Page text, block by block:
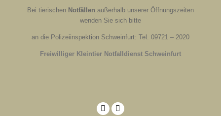
Bei tierischen Notfällen außerhalb unserer Öffnungszeiten
wenden Sie sich bitte
an die Polizeiinspektion Schweinfurt: Tel. 09721 – 2020
Freiwilliger Kleintier Notfalldienst Schweinfurt